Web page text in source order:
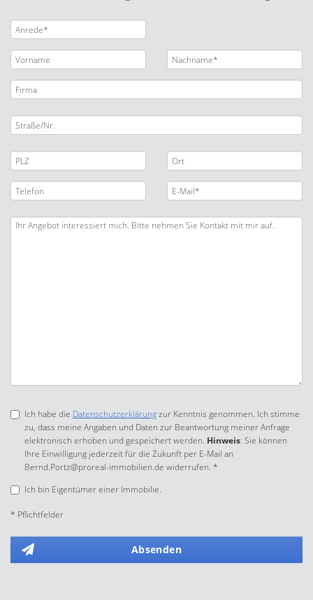
Ich habe die Datenschutzerklärungzur Kenntnis genommen. Ich stimme
zu, dass meine Angaben und Daten zur Beantwortung meiner Anfrage
elektronisch erhoben und gespeichert werden. Hinweis: Sie können
Ihre Einwilligung jederzeit für die Zukunft per E-Mail an
Bernd.Portz@proreal-immobilien.de widerrufen. *
Ich bin Eigentümer einer Immobilie.
* Pflichtfelder
Absenden